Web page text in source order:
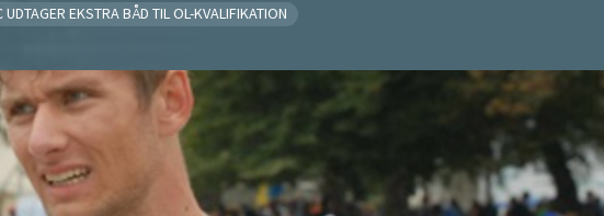
UDTAGER EKSTRA BÅD TIL OL-KVALIFIKATION